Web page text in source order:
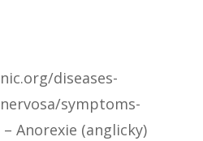
diseases-
symptoms-
– Anorexie (anglicky)